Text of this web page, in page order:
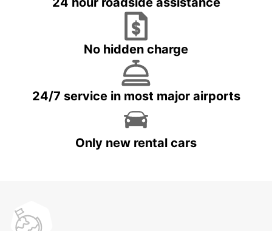
No hidden charge
24/7 service in most major airports
Only new rental cars